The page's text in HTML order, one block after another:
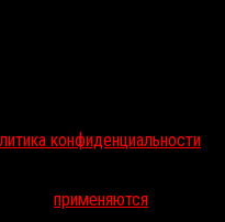
конфиденциальности
применяются